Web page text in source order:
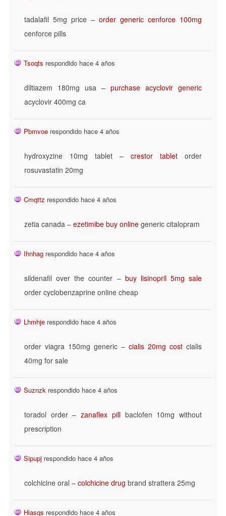
tadalafil 5mg price – order generic cenforce 100mg
cenforce pills
Tsoqts respondido hace 4 años
diltiazem 180mg usa – purchase acyclovir generic
acyclovir 400mg ca
Pbmvoe respondido hace 4 años
hydroxyzine 10mg tablet – crestor tablet order
rosuvastatin 20mg
Cmqttz respondido hace 4 años
zetia canada – ezetimibe buy online generic citalopram
Ihnhag respondido hace 4 años
sildenafil over the counter – buy lisinopril 5mg sale
order cyclobenzaprine online cheap
Lhmhje respondido hace 4 años
order viagra 150mg generic – cialis 20mg cost cialis
40mg for sale
Suznzk respondido hace 4 años
toradol order –zanaflex pillbaclofen 10mg without
prescription
Sipupj respondido hace 4 años
colchicine oral – colchicine drug brand strattera 25mg
Hiasqs respondido hace 4 años